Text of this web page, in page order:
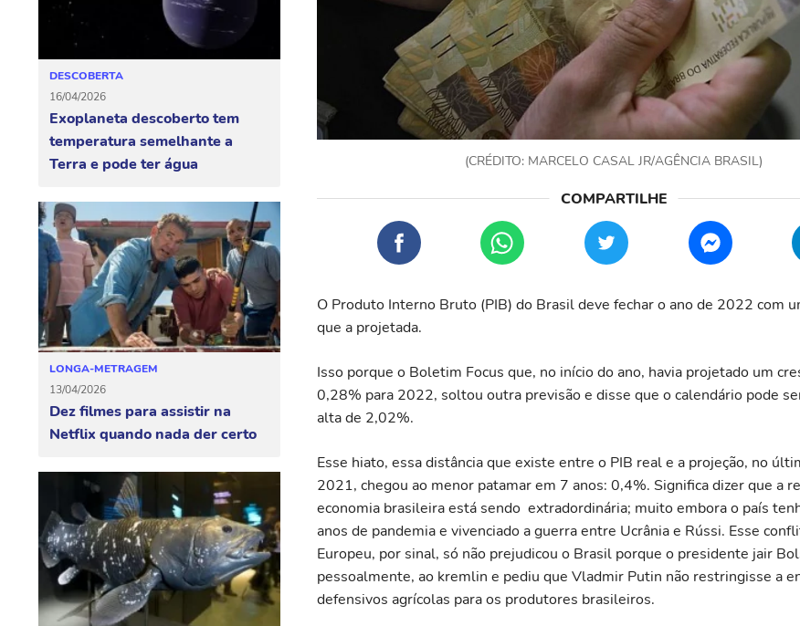
DESCOBERTA
16/04/2026
Exoplaneta descoberto tem
temperatura semelhante a
Terra e pode ter água
LONGA-METRAGEM
13/04/2026
Dez filmes para assistir na
Netflix quando nada der certo
(CRÉDITO: MARCELO CASAL JR/AGÊNCIA BRASIL)
O Produto Interno Bruto (PIB) do Brasil deve fechar o ano de 2022 com
que a projetada.
Isso porque o Boletim Focus que, no início do ano, havia projetado um
0,28% para 2022, soltou outra previsão e disse que o calendário pode
alta de 2,02%.
Esse hiato, essa distância que existe entre o PIB real e a projeção, no
2021, chegou ao menor patamar em 7 anos: 0,4%. Significa dizer que a
economia brasileira está sendo extradordinária; muito embora o país
anos de pandemia e vivenciado a guerra entre Ucrânia e Rússi. Esse
Europeu, por sinal, só não prejudicou o Brasil porque o presidente jair
pessoalmente, ao kremlin e pediu que Vladmir Putin não restringisse a
defensivos agrícolas para os produtores brasileiros.